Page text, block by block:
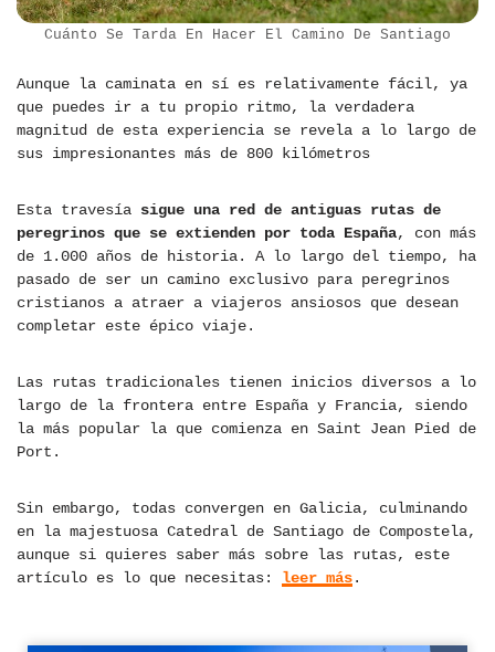
Cuánto Se Tarda En Hacer El Camino De Santiago
Aunque la caminata en sí es relativamente fácil, ya
que puedes ir a tu propio ritmo, la verdadera
magnitud de esta experiencia se revela a lo largo de
sus impresionantes más de 800 kilómetros
Esta travesía sigue una red de antiguas rutas de
peregrinos que se extienden por toda España, con más
de 1.000 años de historia. A lo largo del tiempo, ha
pasado de ser un camino exclusivo para peregrinos
cristianos a atraer a viajeros ansiosos que desean
completar este épico viaje.
Las rutas tradicionales tienen inicios diversos a lo
largo de la frontera entre España y Francia, siendo
la más popular la que comienza en Saint Jean Pied de
Port.
Sin embargo, todas convergen en Galicia, culminando
en la majestuosa Catedral de Santiago de Compostela,
aunque si quieres saber más sobre las rutas, este
artículo es lo que necesitas: leer más.